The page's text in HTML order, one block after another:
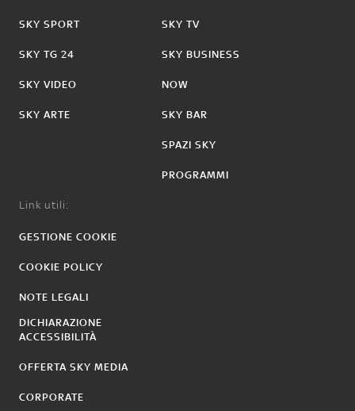
SKY SPORT
SKY TG 24
SKY VIDEO
SKY ARTE
SKY TV
SKY BUSINESS
NOW
SKY BAR
SPAZI SKY
PROGRAMMI
Link utili:
GESTIONE COOKIE
COOKIE POLICY
NOTE LEGALI
DICHIARAZIONE
ACCESSIBILITÀ
OFFERTA SKY MEDIA
CORPORATE